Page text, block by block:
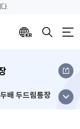
.
배 두드림통장
메뉴
열기